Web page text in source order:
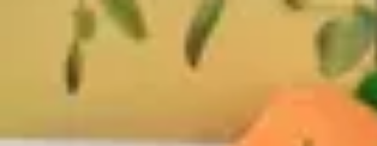
Santé Ayurvédique
Information
Santé et Bien-être Pratiques et Rituels
DoshasPlantes et Remèdes